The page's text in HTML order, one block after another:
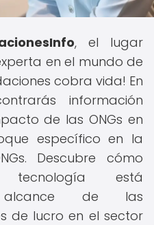
, el lugar
en el mundo de
cobra vida! En
información
de las ONGs en
específico en la
Descubre cómo
tecnología está
alcance de las
de lucro en el sector